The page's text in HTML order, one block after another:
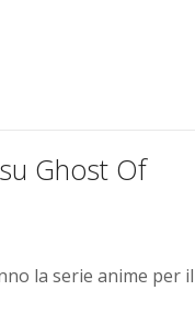
Ghost Of
la serie anime per il